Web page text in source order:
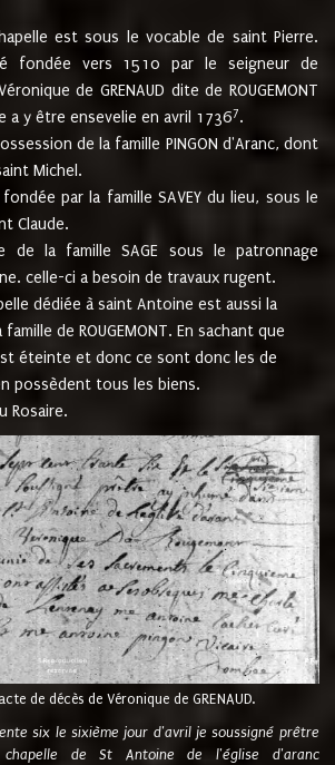
est sous le vocable de saint Pierre.
fondée vers 1510 par le seigneur de
de GRENAUD dite de ROUGEMONT
a y être ensevelie en avril 17367.
de la famille PINGON d'Aranc, dont
Michel.
par la famille SAVEY du lieu, sous le
Claude.
de la famille SAGE sous le patronnage
celle-ci a besoin de travaux rugent.
dédiée à saint Antoine est aussi la
de ROUGEMONT. En sachant que
éteinte et donc ce sont donc les de
possèdent tous les biens.
Rosaire.
de décès de Véronique de GRENAUD.
six le sixième jour d'avril je soussigné prêtre
de St Antoine de l'église d'aranc